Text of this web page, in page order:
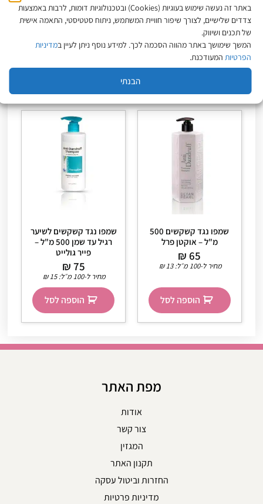
באתר זה נעשה שימוש בעוגיות (Cookies) ובטכנולוגיות דומות, לרבות באמצעות
צדדים שלישיים, לצורך שיפור חוויית המשתמש, ניתוח סטטיסטי, התאמה אישית
של תכנים ושיווק.
המשך שימושך באתר מהווה הסכמה לכך. למידע נוסף ניתן לעיין במדיניות
הפרטיותהמעודכנת.
הבנתי
חוף 200ML קיון KEUNE
₪79
מחיר ל-100 מ״ל:
הוספה לסל
מ״ל – פייר גו׳לייט
₪120
₪93
שמפו נגד קשקשים 500
מ"ל – אוקטן פרל
₪65
מחיר ל-100 מ״ל: ₪13
הוספה לסל
שמפו נגד קשקשים לשיער
רגיל עד שמן 500 מ"ל –
פייר גולייט
₪75
מחיר ל-100 מ״ל: ₪15
הוספה לסל
מפת האתר
אודות
צור קשר
המגזין
תקנון האתר
החזרות וביטול עסקה
מדיניות פרטיות